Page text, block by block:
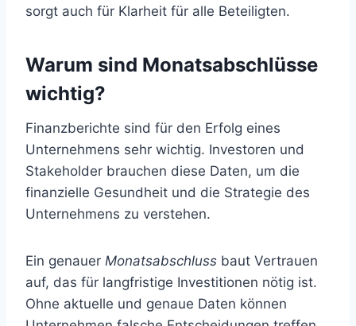
sorgt auch für Klarheit für alle Beteiligten.
Warum sind Monatsabschlüsse
wichtig?
Finanzberichte sind für den Erfolg eines
Unternehmens sehr wichtig. Investoren und
Stakeholder brauchen diese Daten, um die
finanzielle Gesundheit und die Strategie des
Unternehmens zu verstehen.
Ein genauer Monatsabschluss baut Vertrauen
auf, das für langfristige Investitionen nötig ist.
Ohne aktuelle und genaue Daten können